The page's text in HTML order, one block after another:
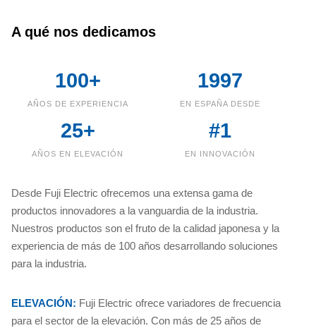
A qué nos dedicamos
100+
AÑOS DE EXPERIENCIA
1997
EN ESPAÑA DESDE
25+
AÑOS EN ELEVACIÓN
#1
EN INNOVACIÓN
Desde Fuji Electric ofrecemos una extensa gama de
productos innovadores a la vanguardia de la industria.
Nuestros productos son el fruto de la calidad japonesa y la
experiencia de más de 100 años desarrollando soluciones
para la industria.
ELEVACIÓN: Fuji Electric ofrece variadores de frecuencia
para el sector de la elevación. Con más de 25 años de